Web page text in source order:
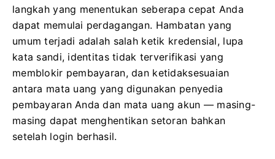
langkah yang menentukan seberapa cepat Anda
dapat memulai perdagangan. Hambatan yang
umum terjadi adalah salah ketik kredensial, lupa
kata sandi, identitas tidak terverifikasi yang
memblokir pembayaran, dan ketidaksesuaian
antara mata uang yang digunakan penyedia
pembayaran Anda dan mata uang akun — masing-
masing dapat menghentikan setoran bahkan
setelah login berhasil.